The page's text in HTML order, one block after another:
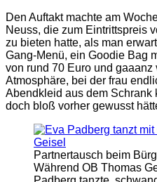
Den Auftakt machte am
Neuss, die zum Eintrittspreis
zu bieten hatte, als man
Gang-Menü, ein Goodie Bag
von rund 70 Euro und
Atmosphäre, bei der frau
Abendkleid aus dem Schrank
doch bloß vorher gewusst
Partnertausch beim
Während OB Thomas